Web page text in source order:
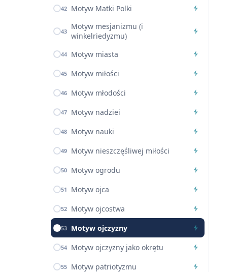
42 Motyw Matki Polki
43 Motyw mesjanizmu (i
winkelriedyzmu)
44 Motyw miasta
45 Motyw miłości
46 Motyw młodości
47 Motyw nadziei
48 Motyw nauki
49 Motyw nieszczęśliwej miłości
50 Motyw ogrodu
51 Motyw ojca
52 Motyw ojcostwa
53 Motyw ojczyzny
54 Motyw ojczyzny jako okrętu
55 Motyw patriotyzmu